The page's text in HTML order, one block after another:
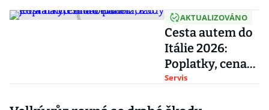
AKTUALIZOVÁNO
Cesta autem do
Itálie 2026:
Poplatky, cena
benzinu, kudy
Servis